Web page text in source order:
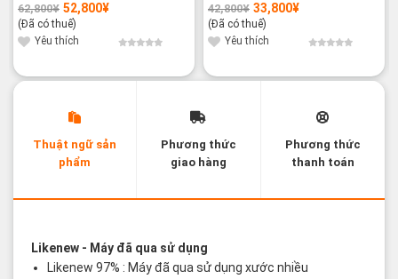
62,800¥
Giá
gốc
là:
62,800¥.
52,800¥
Giá
hiện
tại
là:
52,800¥.
(Đã có thuế)
Yêu thích
42,800¥
Giá
gốc
là:
42,800¥.
33,800¥
Giá
hiện
tại
là:
33,800¥.
(Đã có thuế)
Yêu thích
Thuật ngữ sản
phẩm
Phương thức
giao hàng
Phương thức
thanh toán
Likenew- Máy đã qua sử dụng
Likenew 97% : Máy đã qua sử dụng xước nhiều